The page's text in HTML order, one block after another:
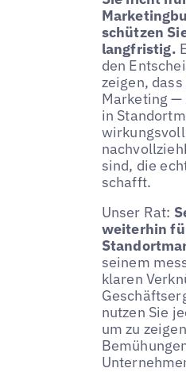
schützen
langfristig.
den
zeigen,
Marketing —
in
sind, die
schafft.
Unser Rat:
weiterhin
seinem
klaren
nutzen Sie
um zu